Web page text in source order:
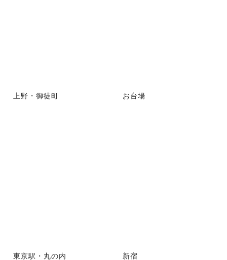
上野・御徒町 お台場
東京駅・丸の内 新宿